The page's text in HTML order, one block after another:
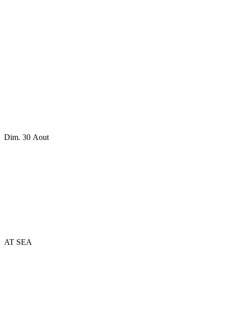
Dim. 30 Aout
AT SEA